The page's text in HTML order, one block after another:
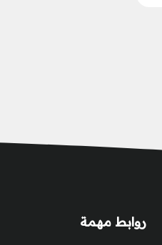
روابط مهمة